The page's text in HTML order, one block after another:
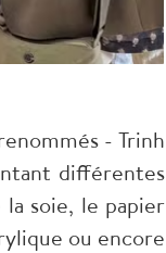
- Trinh
différentes
soie, le papier
ou encore